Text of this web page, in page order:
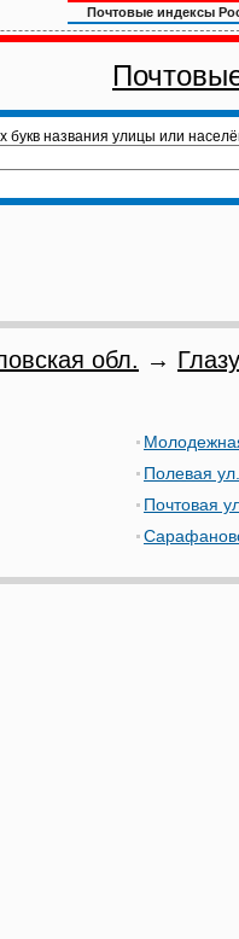
Почтовые индексы
букв названия улицы или
обл. →
Полевая ул.
Почтовая